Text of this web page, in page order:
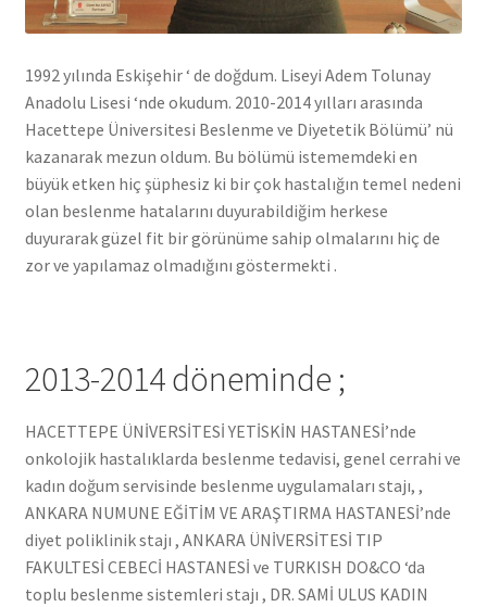
1992 yılında Eskişehir ‘ de doğdum. Liseyi Adem Tolunay
Anadolu Lisesi ‘nde okudum. 2010-2014 yılları arasında
Hacettepe Üniversitesi Beslenme ve Diyetetik Bölümü’ nü
kazanarak mezun oldum. Bu bölümü istememdeki en
büyük etken hiç şüphesiz ki bir çok hastalığın temel nedeni
olan beslenme hatalarını duyurabildiğim herkese
duyurarak güzel fit bir görünüme sahip olmalarını hiç de
zor ve yapılamaz olmadığını göstermekti .
2013-2014 döneminde ;
HACETTEPE ÜNİVERSİTESİ YETİSKİN HASTANESİ’nde
onkolojik hastalıklarda beslenme tedavisi, genel cerrahi ve
kadın doğum servisinde beslenme uygulamaları stajı, ,
ANKARA NUMUNE EĞİTİM VE ARAŞTIRMA HASTANESİ’nde
diyet poliklinik stajı , ANKARA ÜNİVERSİTESİ TIP
FAKULTESİ CEBECİ HASTANESİ ve TURKISH DO&CO ‘da
toplu beslenme sistemleri stajı , DR. SAMİ ULUS KADIN